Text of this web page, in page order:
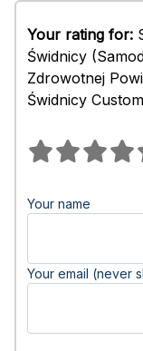
Your rating for:
Świdnicy
Zdrowotnej
Świdnicy
Your name
Your email (never